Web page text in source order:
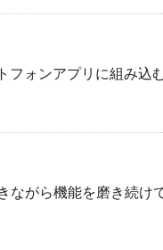
ォンアプリに組み込
がら機能を磨き続け